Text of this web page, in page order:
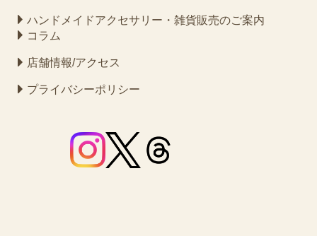
ハンドメイドアクセサリー・雑貨販売のご案内
コラム
店舗情報/アクセス
プライバシーポリシー